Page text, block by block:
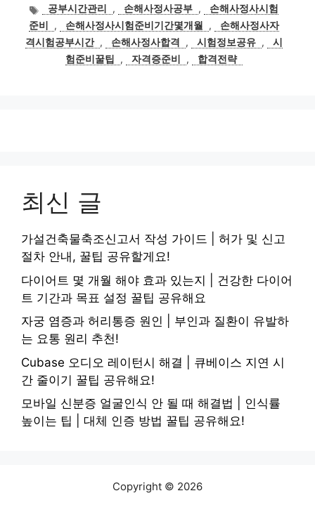
태
그
공부시간관리 , 손해사정사공부 ,
손해사정사시험
준비
, 손해사정사시험준비기간몇개월 ,
손해사정사자
격시험공부시간 , 손해사정사합격 , 시험정보공유 ,
시
험준비꿀팁
, 자격증준비 , 합격전략
최신 글
가설건축물축조신고서 작성 가이드 | 허가 및 신고
절차 안내, 꿀팁 공유할게요!
다이어트 몇 개월 해야 효과 있는지 | 건강한 다이어
트 기간과 목표 설정 꿀팁 공유해요
자궁 염증과 허리통증 원인 | 부인과 질환이 유발하
는 요통 원리 추천!
Cubase 오디오 레이턴시 해결 | 큐베이스 지연 시
간 줄이기 꿀팁 공유해요!
모바일 신분증 얼굴인식 안 될 때 해결법 | 인식률
높이는 팁 | 대체 인증 방법 꿀팁 공유해요!
Copyright © 2026